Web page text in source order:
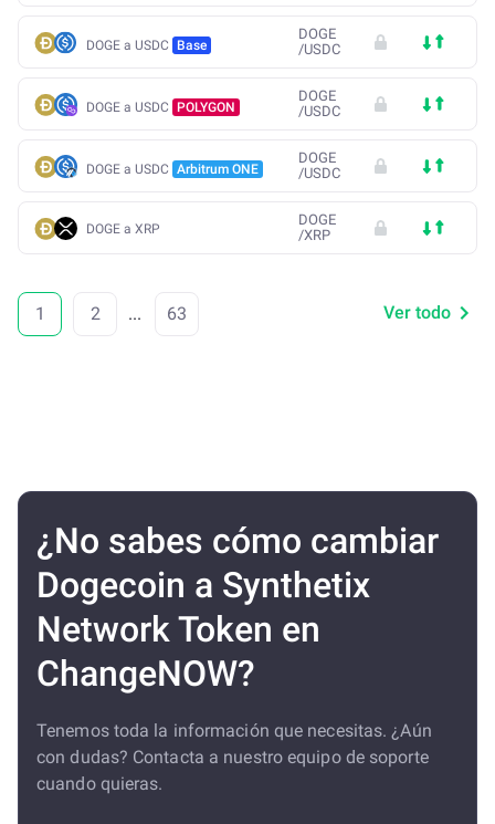
DOGE a USDC Base
DOGE
/USDC
DOGE a USDC POLYGON
DOGE
/USDC
DOGE a USDC Arbitrum ONE
DOGE
/USDC
DOGE a XRP
DOGE
/XRP
1 2 ... 63 Ver todo
¿No sabes cómo cambiar
Dogecoin a Synthetix
Network Token en
ChangeNOW?
Tenemos toda la información que necesitas. ¿Aún
con dudas? Contacta a nuestro equipo de soporte
cuando quieras.